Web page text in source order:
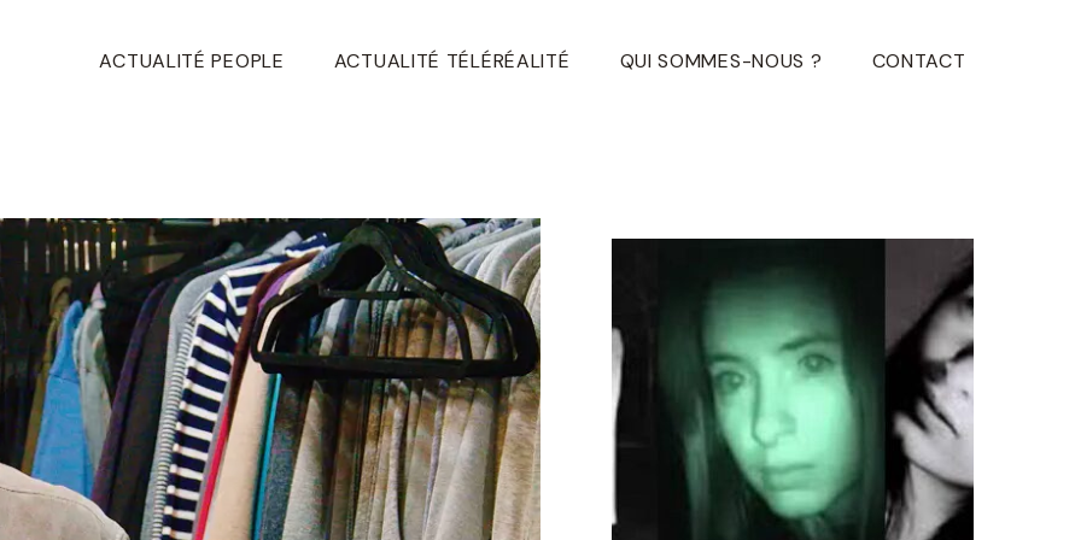
ACTUALITÉ PEOPLE ACTUALITÉ TÉLÉRÉALITÉ QUI SOMMES-NOUS ? CONTACT